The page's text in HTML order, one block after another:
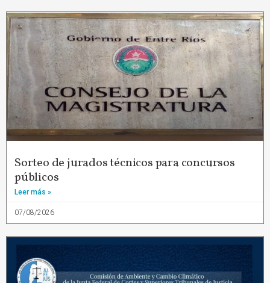
Sorteo de jurados técnicos para concursos
públicos
Leer más »
07/08/2026